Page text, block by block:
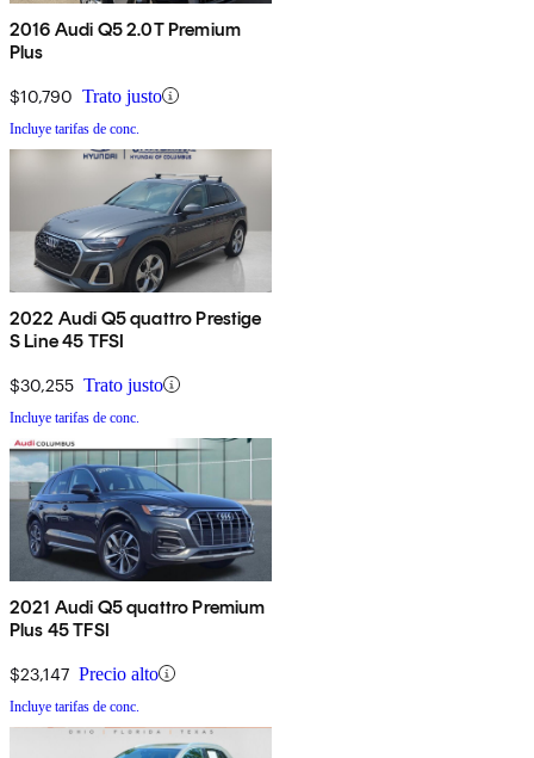
2016 Audi Q5 2.0T Premium
Plus
$10,790 Trato justo
Incluye tarifas de conc.
2022 Audi Q5 quattro Prestige
S Line 45 TFSI
$30,255 Trato justo
Incluye tarifas de conc.
2021 Audi Q5 quattro Premium
Plus 45 TFSI
$23,147 Precio alto
Incluye tarifas de conc.